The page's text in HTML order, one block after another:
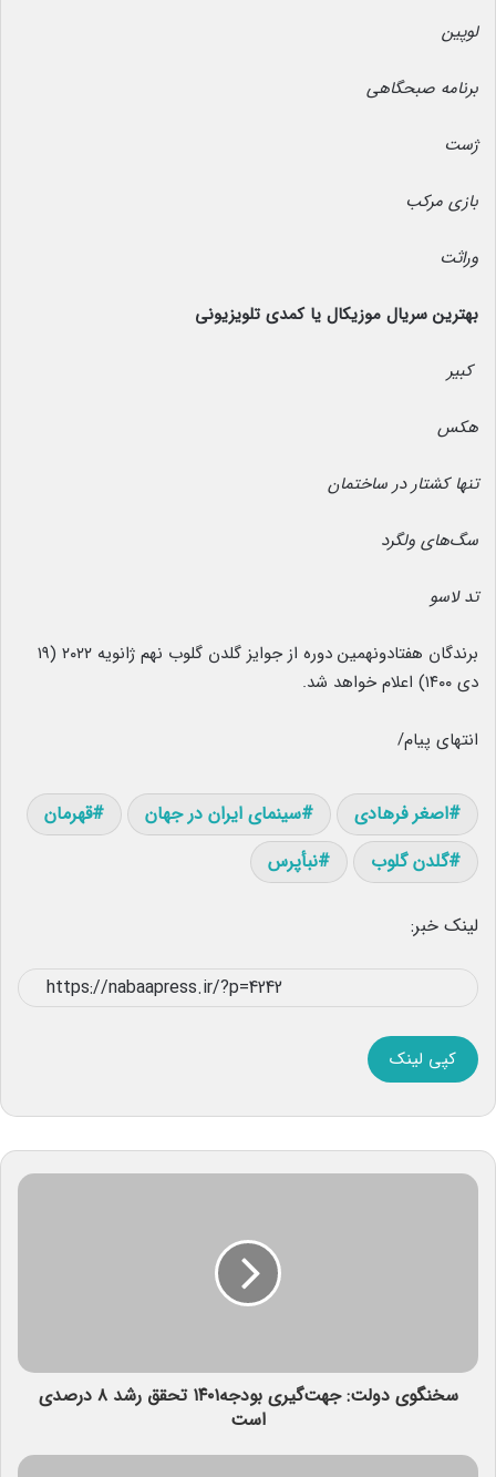
لوپین
برنامه صبحگاهی
ژست
بازی مرکب
وراثت
بهترین سریال موزیکال یا کمدی تلویزیونی
کبیر
هکس
تنها کشتار در ساختمان
سگ‌های ولگرد
تد لاسو
برندگان هفتادونهمین دوره از جوایز گلدن گلوب نهم ژانویه ۲۰۲۲ (۱۹
دی ۱۴۰۰) اعلام خواهد شد.
انتهای پیام/
اصغر فرهادی سینمای ایران در جهان
قهرمان
گلدن گلوب
نبأپرس
لینک خبر:
کپی لینک
سخنگوی دولت: جهت‌گیری بودجه۱۴۰۱ تحقق رشد ۸ درصدی
است